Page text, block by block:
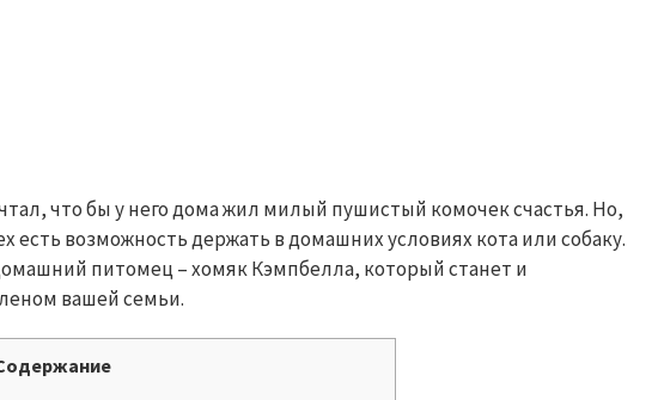
что бы у него дома жил милый пушистый комочек счастья. Но,
есть возможность держать в домашних условиях кота или собаку.
питомец – хомяк Кэмпбелла, который станет и
вашей семьи.